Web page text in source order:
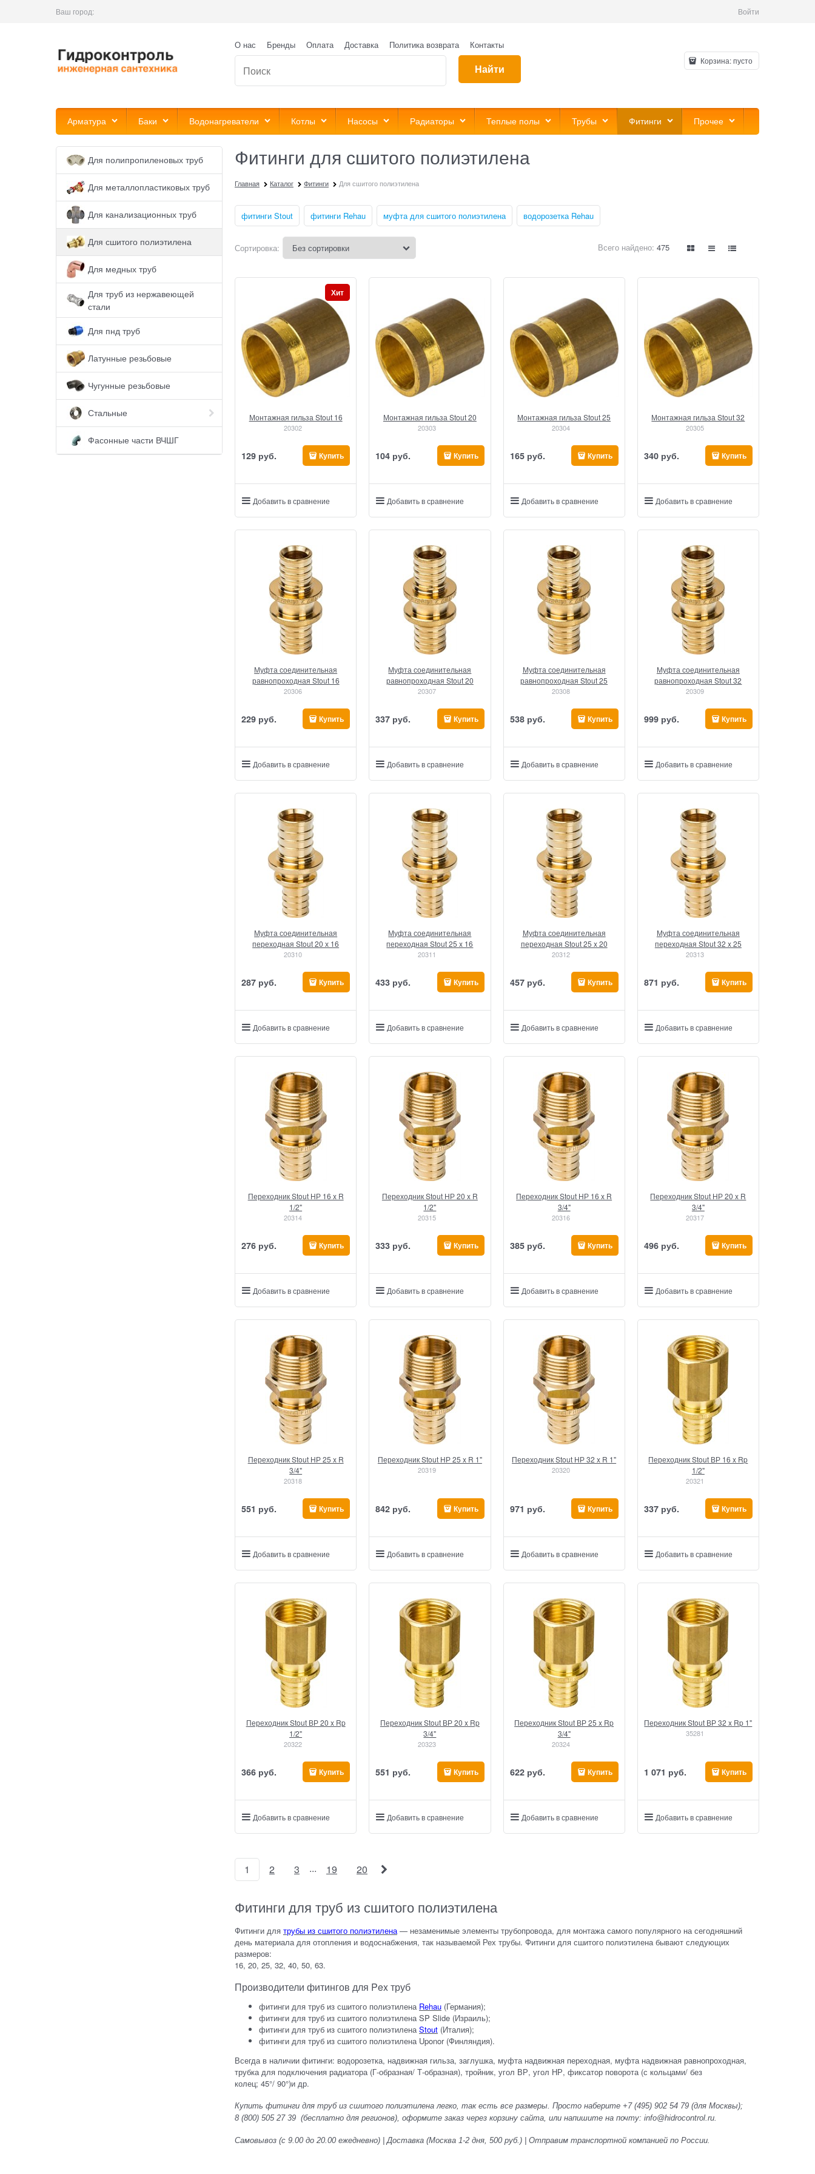
Ваш город: Войти
О нас Бренды Оплата Доставка Политика возврата Контакты
Найти
Корзина:пусто
Арматура Баки Водонагреватели Котлы Насосы Радиаторы Теплые полы Трубы Фитинги Прочее
Для полипропиленовых труб
Для металлопластиковых труб
Для канализационных труб
Для сшитого полиэтилена
Для медных труб
Для труб из нержавеющей
стали
Для пнд труб
Латунные резьбовые
Чугунные резьбовые
Стальные
Фасонные части ВЧШГ
Фитинги для сшитого полиэтилена
Главная Каталог Фитинги Для сшитого полиэтилена
фитинги Stout фитинги Rehau муфта для сшитого полиэтилена водорозетка Rehau
Сортировка: Всего найдено: 475
Монтажная гильза Stout 16
20302
Хит
129 руб. Купить
Добавить в сравнение
Монтажная гильза Stout 20
20303
104 руб. Купить
Добавить в сравнение
Монтажная гильза Stout 25
20304
165 руб. Купить
Добавить в сравнение
Монтажная гильза Stout 32
20305
340 руб. Купить
Добавить в сравнение
Муфта соединительная
равнопроходная Stout 16
20306
229 руб. Купить
Добавить в сравнение
Муфта соединительная
равнопроходная Stout 20
20307
337 руб. Купить
Добавить в сравнение
Муфта соединительная
равнопроходная Stout 25
20308
538 руб. Купить
Добавить в сравнение
Муфта соединительная
равнопроходная Stout 32
20309
999 руб. Купить
Добавить в сравнение
Муфта соединительная
переходная Stout 20 х 16
20310
287 руб. Купить
Добавить в сравнение
Муфта соединительная
переходная Stout 25 x 16
20311
433 руб. Купить
Добавить в сравнение
Муфта соединительная
переходная Stout 25 x 20
20312
457 руб. Купить
Добавить в сравнение
Муфта соединительная
переходная Stout 32 x 25
20313
871 руб. Купить
Добавить в сравнение
Переходник Stout НР 16 x R
1/2"
20314
276 руб. Купить
Добавить в сравнение
Переходник Stout НР 20 x R
1/2"
20315
333 руб. Купить
Добавить в сравнение
Переходник Stout НР 16 x R
3/4"
20316
385 руб. Купить
Добавить в сравнение
Переходник Stout НР 20 x R
3/4"
20317
496 руб. Купить
Добавить в сравнение
Переходник Stout НР 25 x R
3/4"
20318
551 руб. Купить
Добавить в сравнение
Переходник Stout НР 25 x R 1"
20319
842 руб. Купить
Добавить в сравнение
Переходник Stout НР 32 x R 1"
20320
971 руб. Купить
Добавить в сравнение
Переходник Stout ВР 16 x Rp
1/2"
20321
337 руб. Купить
Добавить в сравнение
Переходник Stout ВР 20 x Rp
1/2"
20322
366 руб. Купить
Добавить в сравнение
Переходник Stout ВР 20 x Rp
3/4"
20323
551 руб. Купить
Добавить в сравнение
Переходник Stout ВР 25 x Rp
3/4"
20324
622 руб. Купить
Добавить в сравнение
Переходник Stout ВР 32 x Rp 1"
35281
1 071 руб. Купить
Добавить в сравнение
1 2 3 ... 19 20
Фитинги для труб из сшитого полиэтилена
Фитинги для трубы из сшитого полиэтилена— незаменимые элементы трубопровода, для монтажа самого популярного на сегодняшний
день материала для отопления и водоснабжения, так называемой Рех трубы. Фитинги для сшитого полиэтилена бывают следующих
размеров:
16, 20, 25, 32, 40, 50, 63.
Производители фитингов для Pex труб
фитинги для труб из сшитого полиэтилена Rehau (Германия);
фитинги для труб из сшитого полиэтилена SP Slide (Израиль);
фитинги для труб из сшитого полиэтиленаStout (Италия);
фитинги для труб из сшитого полиэтилена Uponor (Финляндия).
Всегда в наличии фитинги: водорозетка, надвижная гильза, заглушка, муфта надвижная переходная, муфта надвижная равнопроходная,
трубка для подключения радиатора (Г-образная/ Т-образная), тройник, угол ВР, угол НР, фиксатор поворота (с кольцами/ без
колец; 45°/ 90°)и др.
Купить фитинги для труб из сшитого полиэтилена легко, так есть все размеры. Просто наберите +7 (495) 902 54 79 (для Москвы);
8 (800) 505 27 39 (бесплатно для регионов), оформите заказ через корзину сайта, или напишите на почту: info@hidrocontrol.ru.
Самовывоз (с 9.00 до 20.00 ежедневно) | Доставка (Москва 1-2 дня, 500 руб.) | Отправим транспортной компанией по России.